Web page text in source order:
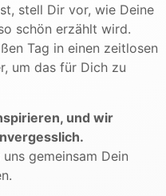
stell Dir vor, wie Deine
schön erzählt wird.
Tag in einen zeitlosen
um das für Dich zu
und wir
gemeinsam Dein